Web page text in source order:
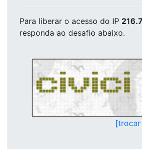
Para liberar o acesso do IP
responda ao desafio abaixo.
[trocar